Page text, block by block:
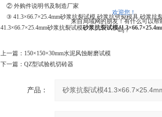
欢迎您！
来自局域网的朋友！有什么可以帮
吗？
② 外购件说明书及制造厂家
③ 41.3×66.7×25.4mm砂浆抗裂试模 砂浆抗劈裂模具 砂浆抗
41.3×66.7×25.4mm砂浆抗裂试模砂浆抗裂试模
上一篇： 150×150×30mm水泥风蚀耐磨试模
下一篇： QZ型试验机切砖器
产品：